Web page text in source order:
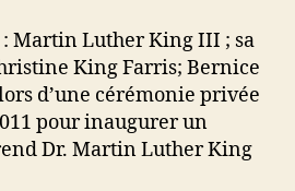
: Martin Luther King III ; sa
King Farris; Bernice
d’une cérémonie privée
pour inaugurer un
Dr. Martin Luther King